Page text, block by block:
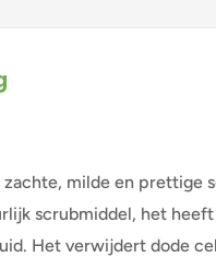
milde en prettige
scrubmiddel, het
Het verwijdert dode